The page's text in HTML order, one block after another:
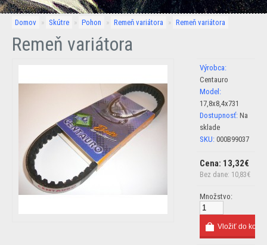
Domov » Skútre » Pohon » Remeň variátora » Remeň variátora
Remeň variátora
Výrobca:
Centauro
Model:
17,8x8,4x731
Dostupnosť: Na
sklade
SKU: 000B99037
Cena: 13,32€
Bez dane: 10,83€
Množstvo: